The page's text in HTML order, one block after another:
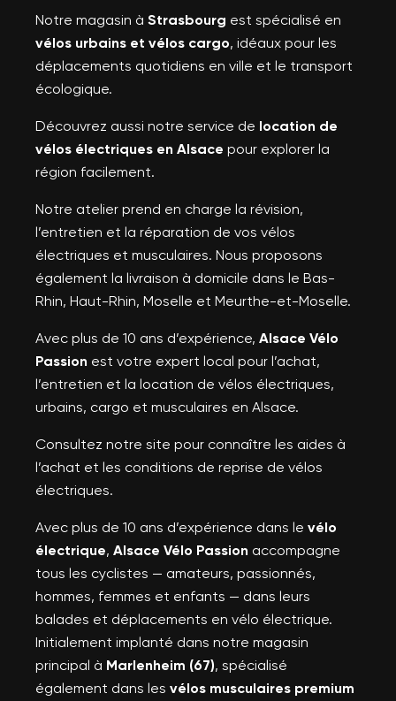
Notre magasin à Strasbourg est spécialisé en
vélos urbains et vélos cargo, idéaux pour les
déplacements quotidiens en ville et le transport
écologique.
Découvrez aussi notre service de location de
vélos électriques en Alsace pour explorer la
région facilement.
Notre atelier prend en charge la révision,
l’entretien et la réparation de vos vélos
électriques et musculaires. Nous proposons
également la livraison à domicile dans le Bas-
Rhin, Haut-Rhin, Moselle et Meurthe-et-Moselle.
Avec plus de 10 ans d’expérience, Alsace Vélo
Passion est votre expert local pour l’achat,
l’entretien et la location de vélos électriques,
urbains, cargo et musculaires en Alsace.
Consultez notre site pour connaître les aides à
l’achat et les conditions de reprise de vélos
électriques.
Avec plus de 10 ans d’expérience dans le vélo
électrique, Alsace Vélo Passion accompagne
tous les cyclistes — amateurs, passionnés,
hommes, femmes et enfants — dans leurs
balades et déplacements en vélo électrique.
Initialement implanté dans notre magasin
principal à Marlenheim (67), spécialisé
également dans les vélos musculaires premium